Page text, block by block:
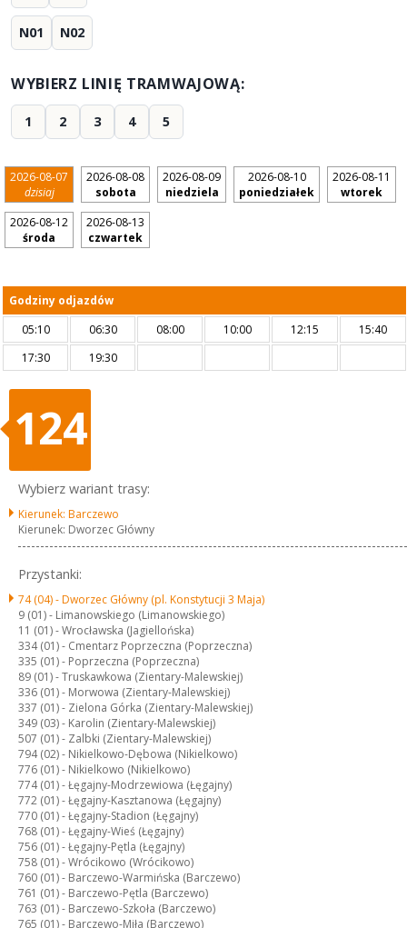
N01 N02
WYBIERZ LINIĘ TRAMWAJOWĄ:
1 2 3 4 5
2026-08-07
dzisiaj
2026-08-08
sobota
2026-08-09
niedziela
2026-08-10
poniedziałek
2026-08-11
wtorek
2026-08-12
środa
2026-08-13
czwartek
Godziny odjazdów
05:10
06:30 08:00 10:00 12:15
15:40
17:30
19:30
124
Wybierz wariant trasy:
Kierunek: Barczewo
Kierunek: Dworzec Główny
Przystanki:
74 (04) -Dworzec Główny (pl. Konstytucji 3 Maja)
9 (01) - Limanowskiego (Limanowskiego)
11 (01) -Wrocławska (Jagiellońska)
334 (01) - Cmentarz Poprzeczna (Poprzeczna)
335 (01) - Poprzeczna (Poprzeczna)
89 (01) -Truskawkowa (Zientary-Malewskiej)
336 (01) - Morwowa (Zientary-Malewskiej)
337 (01) - Zielona Górka (Zientary-Malewskiej)
349 (03) - Karolin (Zientary-Malewskiej)
507 (01) - Zalbki (Zientary-Malewskiej)
794 (02) - Nikielkowo-Dębowa (Nikielkowo)
776 (01) - Nikielkowo (Nikielkowo)
774 (01) -Łęgajny-Modrzewiowa (Łęgajny)
772 (01) -Łęgajny-Kasztanowa (Łęgajny)
770 (01) -Łęgajny-Stadion (Łęgajny)
768 (01) -Łęgajny-Wieś (Łęgajny)
756 (01) -Łęgajny-Pętla (Łęgajny)
758 (01) -Wrócikowo (Wrócikowo)
760 (01) - Barczewo-Warmińska (Barczewo)
761 (01) - Barczewo-Pętla (Barczewo)
763 (01) - Barczewo-Szkoła (Barczewo)
765 (01) - Barczewo-Miła (Barczewo)